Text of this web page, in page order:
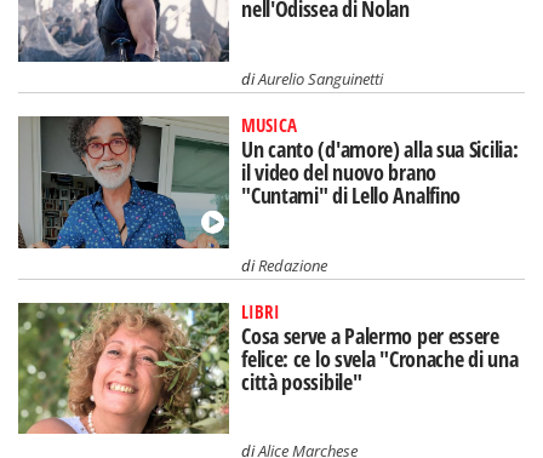
nell'Odissea di Nolan
diAurelio Sanguinetti
MUSICA
Un canto (d'amore) alla sua Sicilia:
il video del nuovo brano
"Cuntami" di Lello Analfino
diRedazione
LIBRI
Cosa serve a Palermo per essere
felice: ce lo svela "Cronache di una
città possibile"
diAlice Marchese